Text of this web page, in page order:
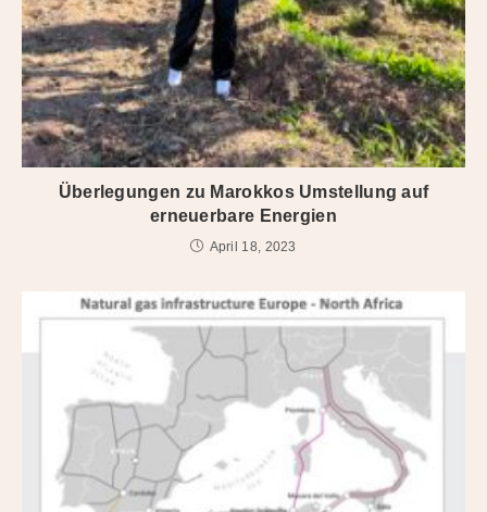
Überlegungen zu Marokkos Umstellung auf
erneuerbare Energien
April 18, 2023